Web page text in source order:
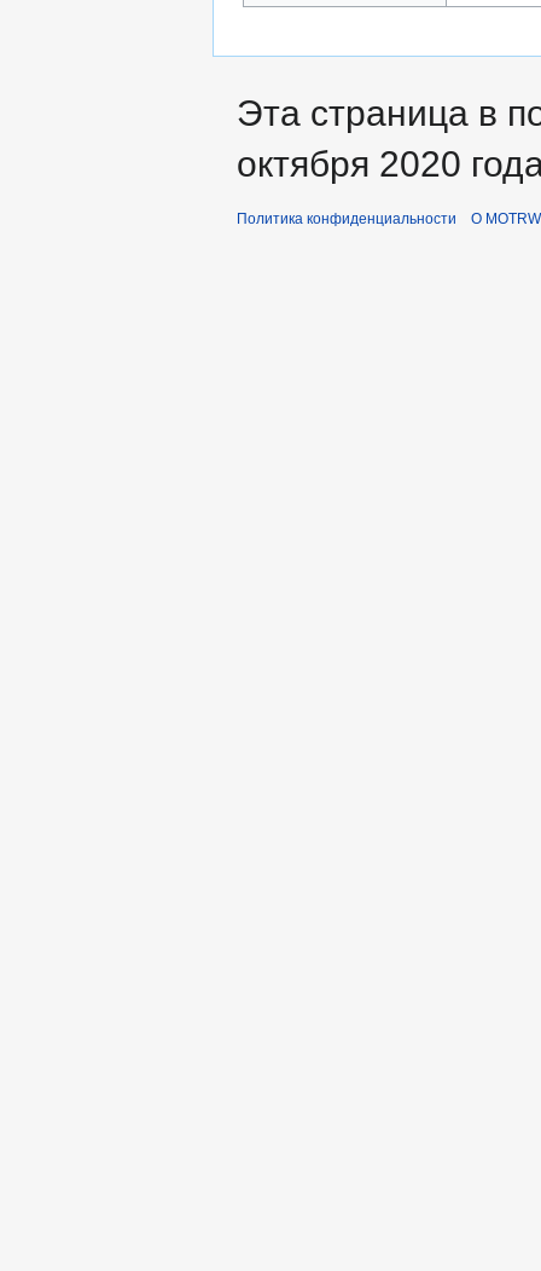
Эта страница в
октября 2020
Политика конфиденциальности О